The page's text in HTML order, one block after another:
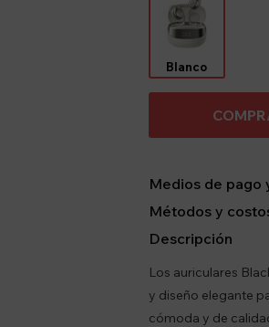
Blanco
Medios de pago
Métodos y
Descripción
Los auriculares
y diseño elegante
cómoda y de